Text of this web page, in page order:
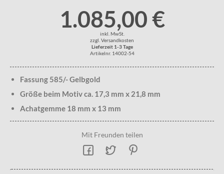
1.085,00 €
inkl. MwSt.
zzgl. Versandkosten
Lieferzeit 1-3 Tage
Artikelnr. 14002-54
Fassung 585/- Gelbgold
Größe beim Motiv ca. 17,3 mm x 21,8 mm
Achatgemme 18 mm x 13 mm
Mit Freunden teilen